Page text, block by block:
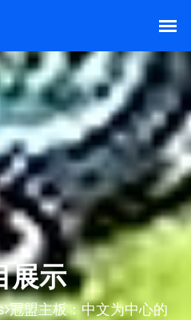
展示
冠盟主板：中文为中心的